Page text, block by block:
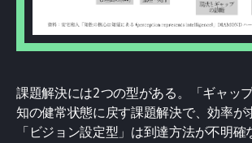
課題解決には2つの型がある。「ギャッ
知の健常状態に戻す課題解決で、効率が
「ビジョン設定型」は到達方法が不明